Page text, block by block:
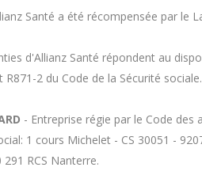
Santé a été récompensée par le
d'Allianz Santé répondent au
R871-2 du Code de la Sécurité sociale.
- Entreprise régie par le Code des
1 cours Michelet - CS 30051 -
291 RCS Nanterre.